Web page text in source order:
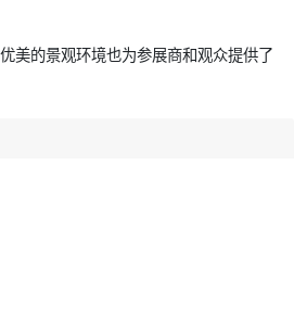
美的景观环境也为参展商和观众提供了